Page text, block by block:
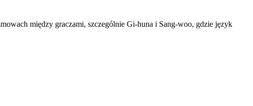
między graczami, szczególnie Gi-huna i Sang-woo, gdzie język